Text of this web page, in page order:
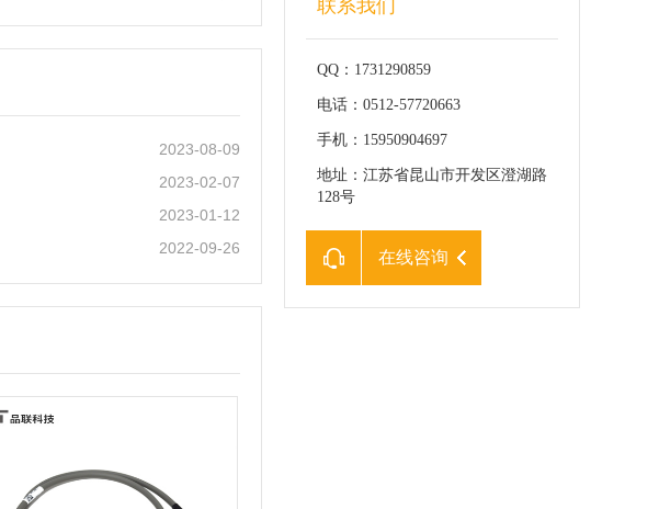
2023-08-09
2023-02-07
2023-01-12
2022-09-26
联系我们
QQ：1731290859
电话：0512-57720663
手机：15950904697
地址：江苏省昆山市开发区澄湖路
128号
在线咨询